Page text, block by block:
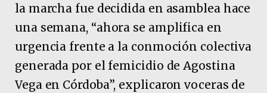
la marcha fue decidida en asamblea hace
una semana, “ahora se amplifica en
urgencia frente a la conmoción colectiva
generada por el femicidio de Agostina
Vega en Córdoba”, explicaron voceras de